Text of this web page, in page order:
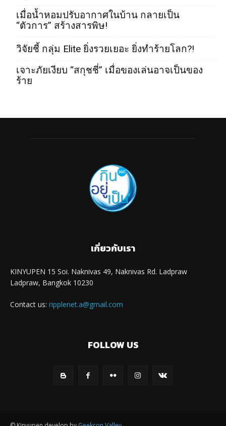
เมื่อน้ำหอมปรับอากาศในบ้าน กลายเป็น
“ตัวการ” สร้างสารพิษ!
วิจัยชี้ กลุ่ม Elite ยิ่งรวยเยอะ ยิ่งทำร้ายโลก?!
เจาะภัยเงียบ “สกุชชี่” เมื่อของเล่นอาจเป็นของ
ร้าย
เกี่ยวกับเรา
KINYUPEN 15 Soi. Naknivas 49, Naknivas Rd. Ladpraw
Ladpraw, Bangkok 10230
Contact us: ripplenet.a@gmail.com
FOLLOW US